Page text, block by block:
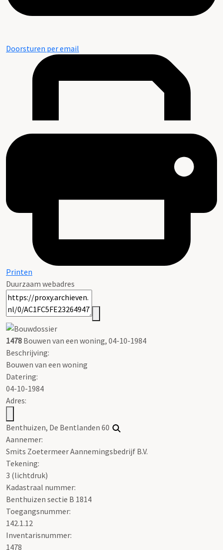
Doorsturen per email
Printen
Duurzaam webadres
1478 Bouwen van een woning, 04-10-1984
Beschrijving:
Bouwen van een woning
Datering:
04-10-1984
Adres:
Benthuizen, De Bentlanden 60
Aannemer:
Smits Zoetermeer Aannemingsbedrijf B.V.
Tekening:
3 (lichtdruk)
Kadastraal nummer:
Benthuizen sectie B 1814
Toegangsnummer:
142.1.12
Inventarisnummer:
1478